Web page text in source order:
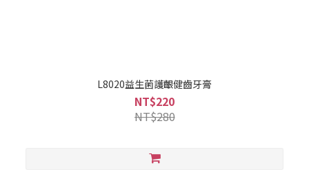
L8020益生菌護齦健齒牙膏
NT$220
NT$280